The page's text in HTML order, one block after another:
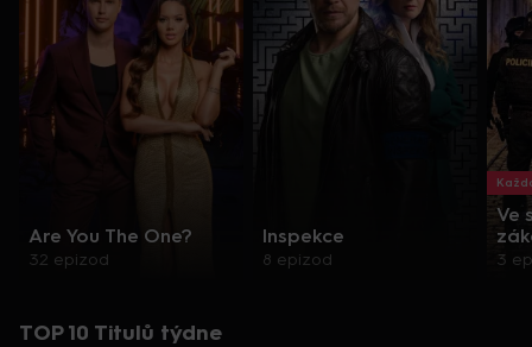
Are You The One?
32 epizod
Inspekce
8 epizod
Ve
3
TOP 10 Titulů týdne